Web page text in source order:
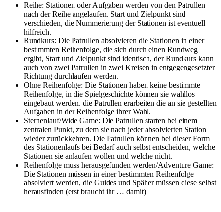
Reihe: Stationen oder Aufgaben werden von den Patrullen
nach der Reihe angelaufen. Start und Zielpunkt sind
verschieden, die Nummerierung der Stationen ist eventuell
hilfreich.
Rundkurs: Die Patrullen absolvieren die Stationen in einer
bestimmten Reihenfolge, die sich durch einen Rundweg
ergibt, Start und Zielpunkt sind identisch, der Rundkurs kann
auch von zwei Patrullen in zwei Kreisen in entgegengesetzter
Richtung durchlaufen werden.
Ohne Reihenfolge: Die Stationen haben keine bestimmte
Reihenfolge, in die Spielgeschichte können sie wahllos
eingebaut werden, die Patrullen erarbeiten die an sie gestellten
Aufgaben in der Reihenfolge ihrer Wahl.
Sternenlauf/Wide Game: Die Patrullen starten bei einem
zentralen Punkt, zu dem sie nach jeder absolvierten Station
wieder zurückkehren. Die Patrullen können bei dieser Form
des Stationenlaufs bei Bedarf auch selbst entscheiden, welche
Stationen sie anlaufen wollen und welche nicht.
Reihenfolge muss herausgefunden werden/Adventure Game:
Die Stationen müssen in einer bestimmten Reihenfolge
absolviert werden, die Guides und Späher müssen diese selbst
herausfinden (erst braucht ihr … damit).